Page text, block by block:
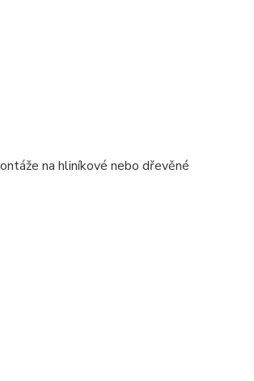
na hliníkové nebo dřevěné